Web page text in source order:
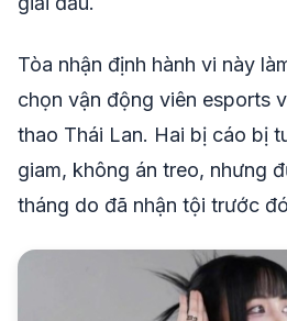
Tòa nhận định hành vi này
chọn vận động viên esports
thao Thái Lan. Hai bị cáo bị
giam, không án treo, nhưng
tháng do đã nhận tội trước